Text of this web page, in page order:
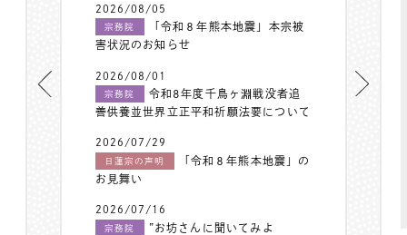
2026/08/05
宗務院
「令和８年熊本地震」本宗被
害状況のお知らせ
2026/08/01
宗務院
令和8年度千鳥ヶ淵戦没者追
善供養並世界立正平和祈願法要について
2026/07/29
日蓮宗の声明
「令和８年熊本地震」の
お見舞い
2026/07/16
宗務院
”お坊さんに聞いてみよ